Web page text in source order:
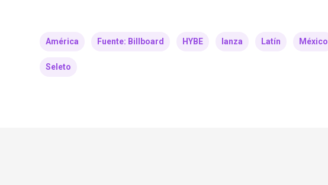
América Fuente: Billboard HYBE lanza Latín México
Seleto